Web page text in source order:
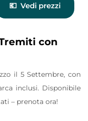
Vedi prezzi
con
il 5 Settembre, con
inclusi. Disponibile
– prenota ora!